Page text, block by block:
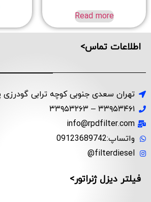
Read more
اطلاعات تماس>
تهران سعدی جنوبی کوچه ترابی گودرزی
۳۳۹۵۳۴۶۱ – ۳۳۹۵۳۲۶۳
info@rpdfilter.com
واتساپ:09123689742
filterdiesel@
فیلتر دیزل ژنراتور>